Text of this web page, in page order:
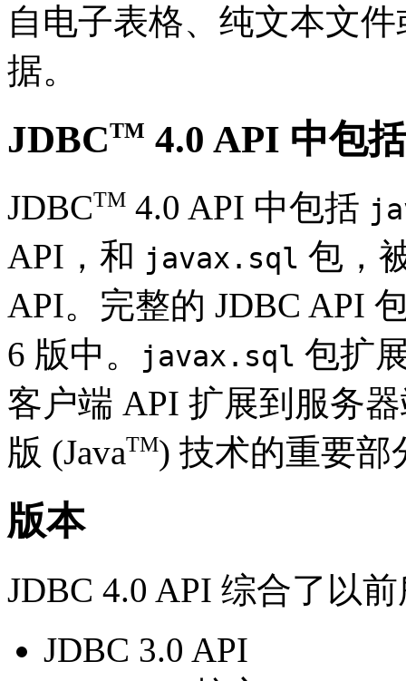
自电子表格、纯文本文
据。
JDBCTM 4.0 API 中包
JDBCTM 4.0 API 中包括
API，和 javax.sql 包，
API。完整的 JDBC API
6 版中。
javax.sql 包扩
客户端 API 扩展到服务
版 (JavaTM) 技术的重要部
版本
JDBC 4.0 API 综合了以
JDBC 3.0 API